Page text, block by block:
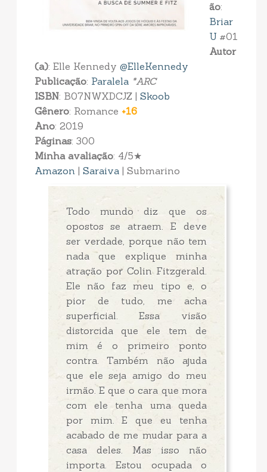
ão:
Briar
U #01
Autor
(a): Elle Kennedy @ElleKennedy
Publicação: Paralela *ARC
ISBN: B07NWXDCJZ | Skoob
Gênero: Romance +16
Ano: 2019
Páginas: 300
Minha avaliação: 4/5★
Amazon| Saraiva| Submarino
Todo mundo diz que os
opostos se atraem. E deve
ser verdade, porque não tem
nada que explique minha
atração por Colin Fitzgerald.
Ele não faz meu tipo e, o
pior de tudo, me acha
superficial. Essa visão
distorcida que ele tem de
mim é o primeiro ponto
contra. Também não ajuda
que ele seja amigo do meu
irmão. E que o cara que mora
com ele tenha uma queda
por mim. E que eu tenha
acabado de me mudar para a
casa deles. Mas isso não
importa. Estou ocupada o